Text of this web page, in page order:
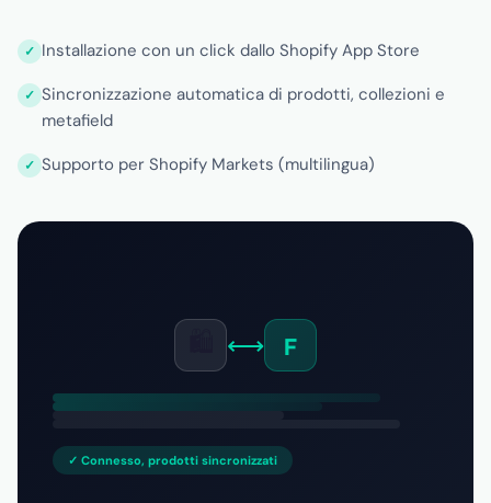
Installazione con un click dallo Shopify App Store
Sincronizzazione automatica di prodotti, collezioni e
metafield
Supporto per Shopify Markets (multilingua)
⟷ F
✓ Connesso, prodotti sincronizzati